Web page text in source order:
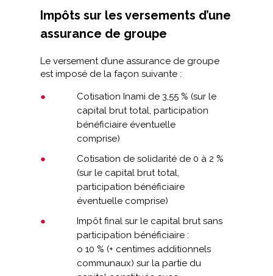
Impôts sur les versements d’une
assurance de groupe
Le versement d’une assurance de groupe
est imposé de la façon suivante :
Cotisation Inami de 3,55 % (sur le
capital brut total, participation
bénéficiaire éventuelle
comprise)
Cotisation de solidarité de 0 à 2 %
(sur le capital brut total,
participation bénéficiaire
éventuelle comprise)
Impôt final sur le capital brut sans
participation bénéficiaire :
o 10 % (+ centimes additionnels
communaux) sur la partie du